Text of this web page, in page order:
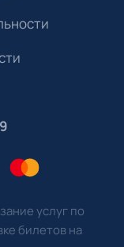
услуг по
билетов на